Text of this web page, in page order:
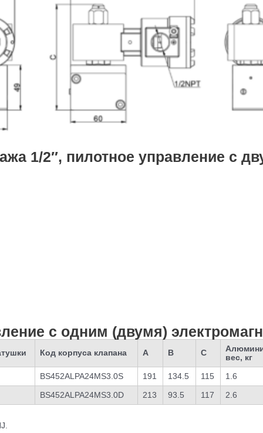
1/2″, пилотное управление с
с одним (двумя)
Код корпуса клапана A B C
вес, кг
BS452ALPA24MS3.0S 191 134.5 115 1.6
BS452ALPA24MS3.0D 213 93.5 117 2.6